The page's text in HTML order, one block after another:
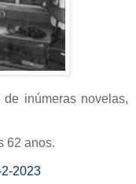
inúmeras novelas,
62 anos.
2-2023